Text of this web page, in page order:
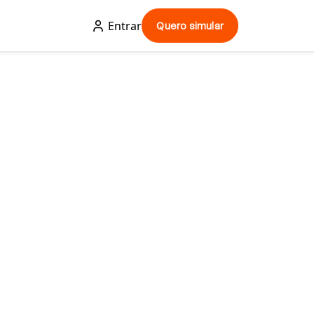
Entrar Quero simular